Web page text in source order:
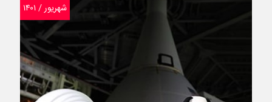
شهریور / ۱۴۰۱